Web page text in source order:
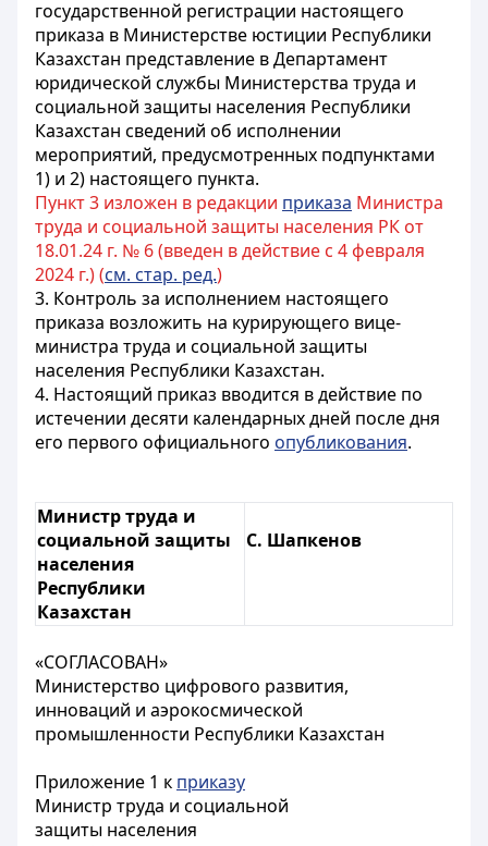
государственной регистрации настоящего
приказа в Министерстве юстиции Республики
Казахстан представление в Департамент
юридической службы Министерства труда и
социальной защиты населения Республики
Казахстан сведений об исполнении
мероприятий, предусмотренных подпунктами
1) и 2) настоящего пункта.
Пункт 3 изложен в редакции приказа Министра
труда и социальной защиты населения РК от
18.01.24 г. № 6 (введен в действие с 4 февраля
2024 г.) (см. стар. ред.)
3. Контроль за исполнением настоящего
приказа возложить на курирующего вице-
министра труда и социальной защиты
населения Республики Казахстан.
4. Настоящий приказ вводится в действие по
истечении десяти календарных дней после дня
его первого официального опубликования.
Министр труда и
социальной защиты
населения
Республики
Казахстан
С. Шапкенов
«СОГЛАСОВАН»
Министерство цифрового развития,
инноваций и аэрокосмической
промышленности Республики Казахстан
Приложение 1 к приказу
Министр труда и социальной
защиты населения